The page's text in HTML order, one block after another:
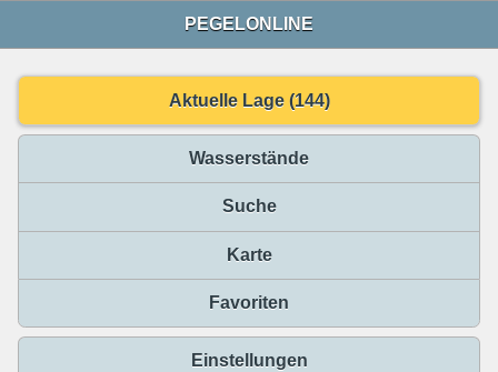
PEGELONLINE
Aktuelle Lage (144)
Wasserstände
Suche
Karte
Favoriten
Einstellungen